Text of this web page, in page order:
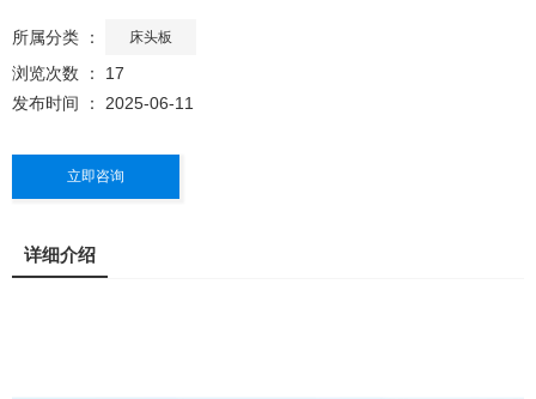
所属分类 ： 床头板
浏览次数 ： 17
发布时间 ： 2025-06-11
立即咨询
详细介绍